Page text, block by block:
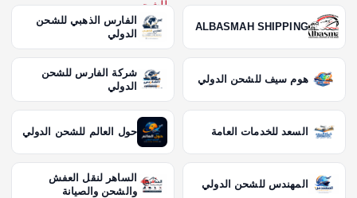
ALBASMAH SHIPPING
الفارس الذهبي للشحن
الدولي
هوم سيف للشحن الدولي
شركة الفارس للشحن
الدولي
السعد للخدمات العامة حول العالم للشحن الدولي
المهندس للشحن الدولي
الساهر لنقل العفش
والشحن والصيانة